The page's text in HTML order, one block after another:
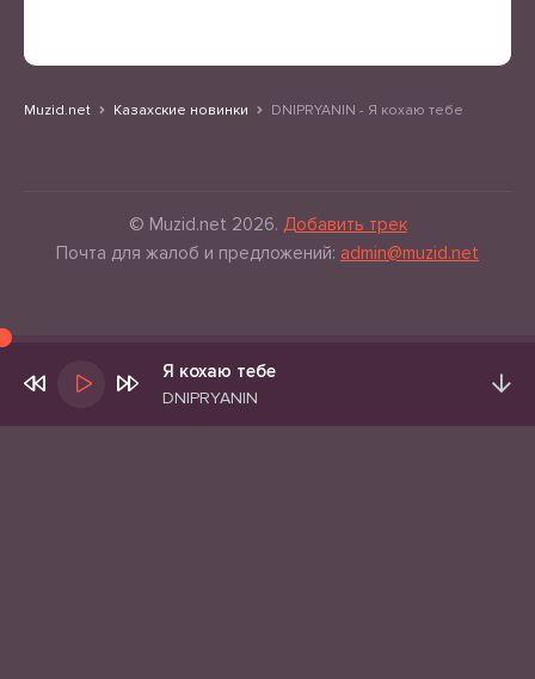
Muzid.net Казахские новинки DNIPRYANIN - Я кохаю тебе
© Muzid.net 2026. Добавить трек
Почта для жалоб и предложений: admin@muzid.net
Я кохаю тебе
DNIPRYANIN